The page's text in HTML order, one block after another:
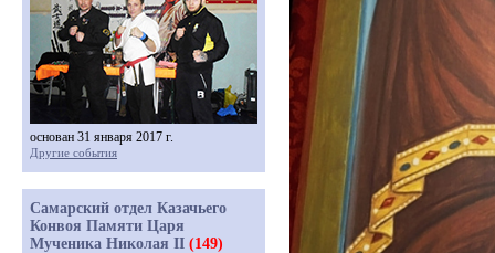
основан 31 января 2017 г.
Другие события
Самарский отдел Казачьего
Конвоя Памяти Царя
Мученика Николая II (149)